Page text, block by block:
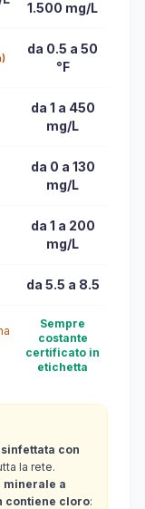
1.500 mg/L
da 0.5 a 50
°F
da 1 a 450
mg/L
da 0 a 130
mg/L
da 1 a 200
mg/L
da 5.5 a 8.5
Sempre
costante
certificato in
etichetta
con
la rete.
minerale a
contiene cloro: